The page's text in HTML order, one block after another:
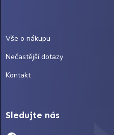
Vše o nákupu
Nečastější dotazy
Kontakt
Sledujte nás